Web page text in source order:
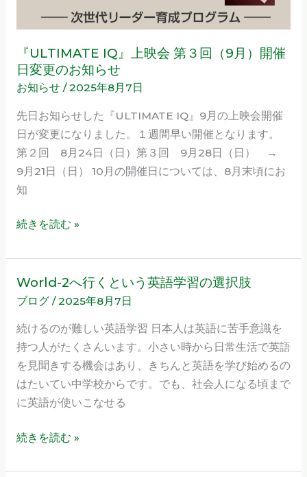
『ULTIMATE IQ』上映会 第３回（9月）開催
日変更のお知らせ
お知らせ/2025年8月7日
先日お知らせした『ULTIMATE IQ』9月の上映会開催
日が変更になりました。１週間早い開催となります。
第２回 8月24日（日）第３回 9月28日（日） →
9月21日（日） 10月の開催日については、8月末頃にお
知
回
（9
月）
開
日
変
更
の
お
続きを読む »
World-2へ行くという英語学習の選択肢
ブログ/2025年8月7日
続けるのが難しい英語学習 日本人は英語に苦手意識を
持つ人がたくさんいます。小さい時から日常生活で英語
を見聞きする機会はあり、きちんと英語を学び始めるの
はたいてい中学校からです。でも、社会人になる頃まで
に英語が使いこなせる
World-
2
へ
行
と
い
英
学
続きを読む »